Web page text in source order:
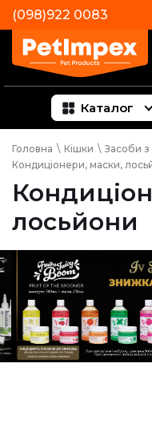
(098)922 0083
Каталог
Головна \ Кішки \ Засоби з
Кондиціонери, маски,
лосьйони